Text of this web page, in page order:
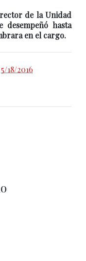
de la Unidad
desempeñó hasta
en el cargo.
5/18/2016